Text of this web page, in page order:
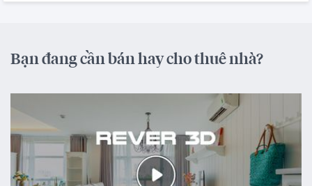
Bạn đang cần bán hay cho thuê nhà?